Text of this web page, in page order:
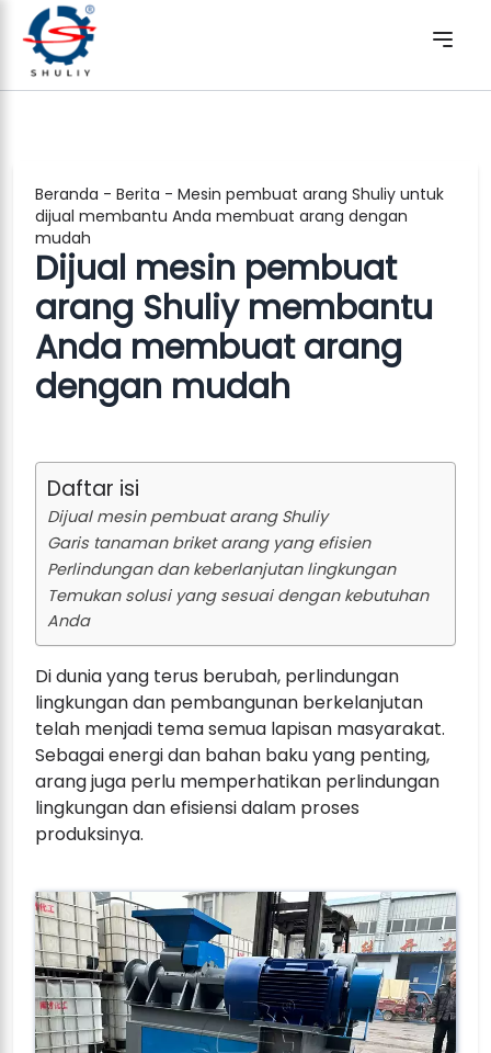
Beranda - Berita - Mesin pembuat arang Shuliy untuk
dijual membantu Anda membuat arang dengan
mudah
Dijual mesin pembuat
arang Shuliy membantu
Anda membuat arang
dengan mudah
Daftar isi
Dijual mesin pembuat arang Shuliy
Garis tanaman briket arang yang efisien
Perlindungan dan keberlanjutan lingkungan
Temukan solusi yang sesuai dengan kebutuhan
Anda
Di dunia yang terus berubah, perlindungan
lingkungan dan pembangunan berkelanjutan
telah menjadi tema semua lapisan masyarakat.
Sebagai energi dan bahan baku yang penting,
arang juga perlu memperhatikan perlindungan
lingkungan dan efisiensi dalam proses
produksinya.